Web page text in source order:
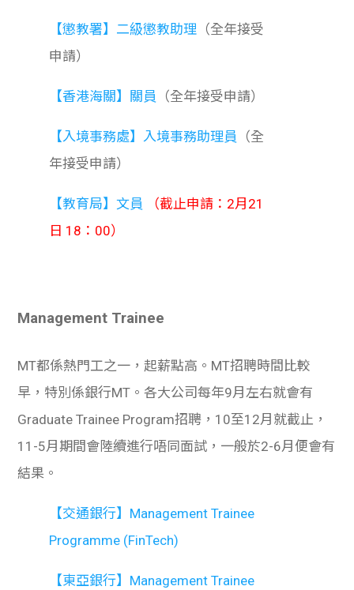
【懲教署】二級懲教助理 （全年接受
申請）
【香港海關】關員 （全年接受申請）
【入境事務處】入境事務助理員
（全
年接受申請）
【教育局】文員
（截止申請：2月21
日 18：00）
Management Trainee
MT都係熱門工之一，起薪點高。MT招聘時間比較
早，特別係銀行MT。各大公司每年9月左右就會有
Graduate Trainee Program招聘，10至12月就截止，
11-5月期間會陸續進行唔同面試，一般於2-6月便會有
結果。
【交通銀行】Management Trainee
Programme (FinTech)
【東亞銀行】Management Trainee